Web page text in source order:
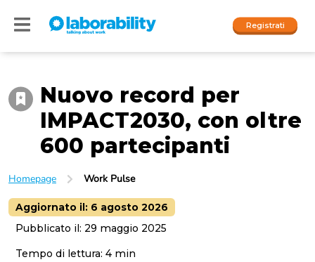
Registrati
I nostri social
Accedi
People
Company
Nuovo record per
IMPACT2030, con oltre
600 partecipanti
Homepage Work Pulse
Aggiornato il: 6 agosto 2026
Pubblicato il: 29 maggio 2025
Tempo di lettura: 4 min